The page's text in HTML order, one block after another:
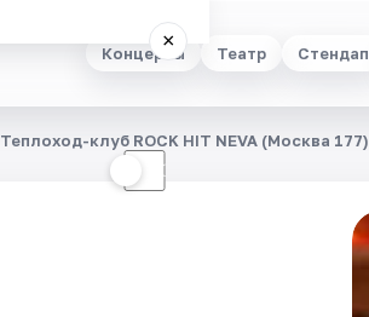
Концерты Театр Стендап
×
☾
Теплоход-клуб ROCK HIT NEVA (Москва 177)